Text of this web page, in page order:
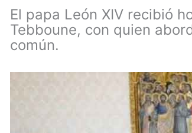
El papa León XIV recibió
Tebboune, con quien
común.